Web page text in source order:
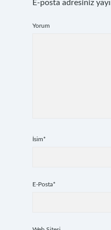
E-posta adresiniz
Yorum
İsim*
E-Posta*